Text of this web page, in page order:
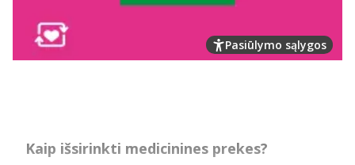
Pasiūlymo sąlygos
Kaip išsirinkti medicinines prekes?